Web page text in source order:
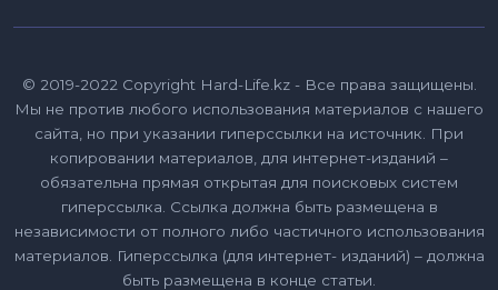
© 2019-2022 Copyright Hard-Life.kz - Все права защищены.
Мы не против любого использования материалов с нашего
сайта, но при указании гиперссылки на источник. При
копировании материалов, для интернет-изданий –
обязательна прямая открытая для поисковых систем
гиперссылка. Ссылка должна быть размещена в
независимости от полного либо частичного использования
материалов. Гиперссылка (для интернет- изданий) – должна
быть размещена в конце статьи.